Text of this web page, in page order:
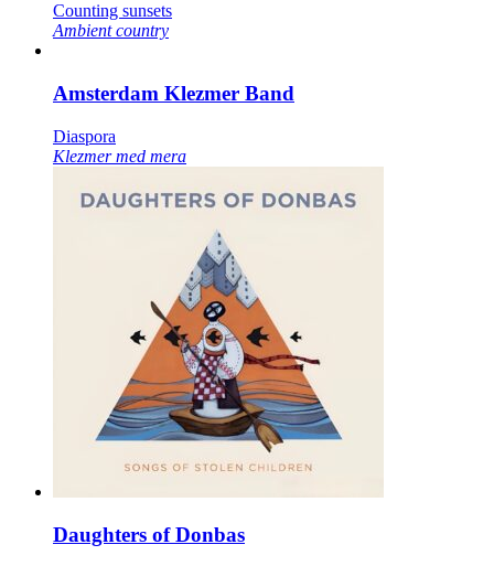
Counting sunsets
Ambient country
Amsterdam Klezmer Band
Diaspora
Klezmer med mera
Daughters of Donbas